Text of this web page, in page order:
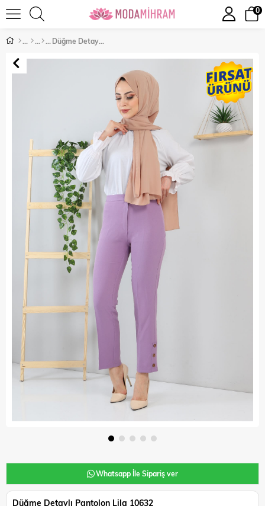
0
Düğme Detaylı Pantolon Lila 10632
Whatsapp İle Sipariş ver
Düğme Detaylı Pantolon Lila 10632